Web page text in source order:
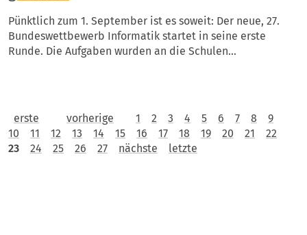
Pünktlich zum 1. September ist es soweit: Der neue, 27.
Bundeswettbewerb Informatik startet in seine erste
Runde. Die Aufgaben wurden an die Schulen…
erste vorherige 1 2 3 4 5 6 7 8
9
10
11 12 13 14 15 16 17 18 19 20 21
22
23
24 25 26 27 nächste letzte